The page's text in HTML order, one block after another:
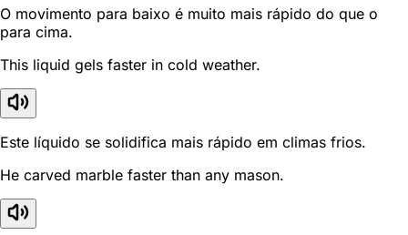
O movimento para baixo é muito mais rápido do que o
para cima.
This liquid gels faster in cold weather.
Este líquido se solidifica mais rápido em climas frios.
He carved marble faster than any mason.